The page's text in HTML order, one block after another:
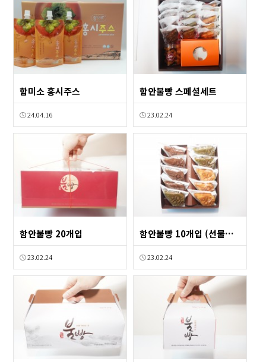
함미소 홍시주스
24.04.16
함안불빵 스페셜세트
23.02.24
함안불빵 20개입
23.02.24
함안불빵 10개입 (선물용 포장)
23.02.24